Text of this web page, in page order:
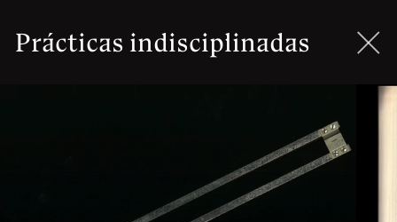
Prácticas indisciplinadas